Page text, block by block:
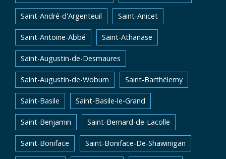
Saint-André-d'Argenteuil Saint-Anicet
Saint-Antoine-Abbé Saint-Athanase
Saint-Augustin-de-Desmaures
Saint-Augustin-de-Woburn Saint-Barthélemy
Saint-Basile Saint-Basile-le-Grand
Saint-Benjamin Saint-Bernard-de-Lacolle
Saint-Boniface Saint-Boniface-De-Shawinigan